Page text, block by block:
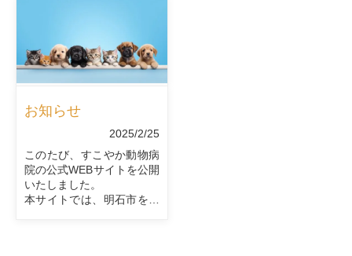
お知らせ
2025/2/25
このたび、すこやか動物病
院の公式WEBサイトを公開
いたしました。
本サイトでは、明石市を中